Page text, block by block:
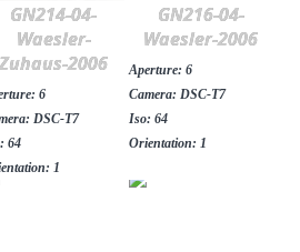
GN214-04-
Waesler-
Zuhaus-2006
6
DSC-T7
64
1
GN216-04-
Waesler-2006
Aperture: 6
Camera: DSC-T7
Iso: 64
Orientation: 1